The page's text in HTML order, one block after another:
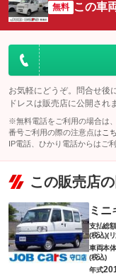
無料 この車
お気軽にどうぞ。問合せ後
ドレスは販売店に公開され
※無料電話をご利用の場合は
番号ご利用の際の注意点は こ
IP電話、ひかり電話からはご
この販売店
ミニ
支払総額
(税込)(
車両本
(税込)
年式